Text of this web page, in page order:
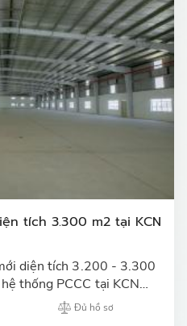
tích 3.300 m2 tại KCN
diện tích 3.200 - 3.300
thống PCCC tại KCN
Đủ hồ sơ